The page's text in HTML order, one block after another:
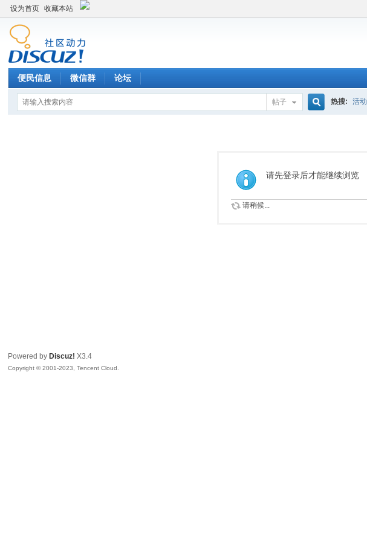
设为首页 收藏本站
便民信息 微信群 论坛
帖子
索
热搜: 活动
请先登录后才能继续浏览
请稍候...
Powered by Discuz! X3.4
Copyright © 2001-2023, Tencent Cloud.